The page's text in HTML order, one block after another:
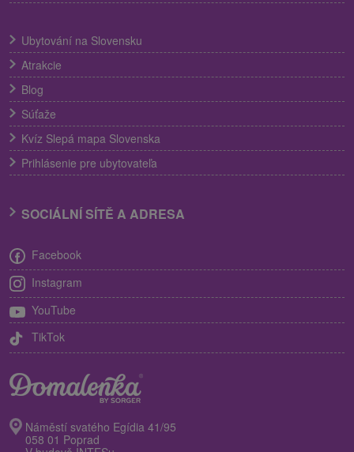
Ubytování na Slovensku
Atrakcie
Blog
Súťaže
Kvíz Slepá mapa Slovenska
Prihlásenie pre ubytovateľa
SOCIÁLNÍ SÍTĚ A ADRESA
Facebook
Instagram
YouTube
TikTok
Náměstí svatého Egídia 41/95
058 01 Poprad